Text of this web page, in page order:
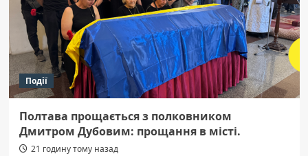
Події
Полтава прощається з полковником
Дмитром Дубовим: прощання в місті.
21 годину тому назад